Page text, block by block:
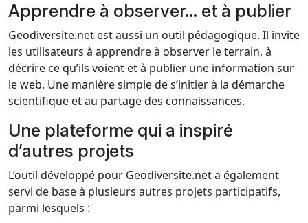
Apprendre à observer… et à publier
Geodiversite.net est aussi un outil pédagogique. Il invite
les utilisateurs à apprendre à observer le terrain, à
décrire ce qu’ils voient et à publier une information sur
le web. Une manière simple de s’initier à la démarche
scientifique et au partage des connaissances.
Une plateforme qui a inspiré
d’autres projets
L’outil développé pour Geodiversite.net a également
servi de base à plusieurs autres projets participatifs,
parmi lesquels :